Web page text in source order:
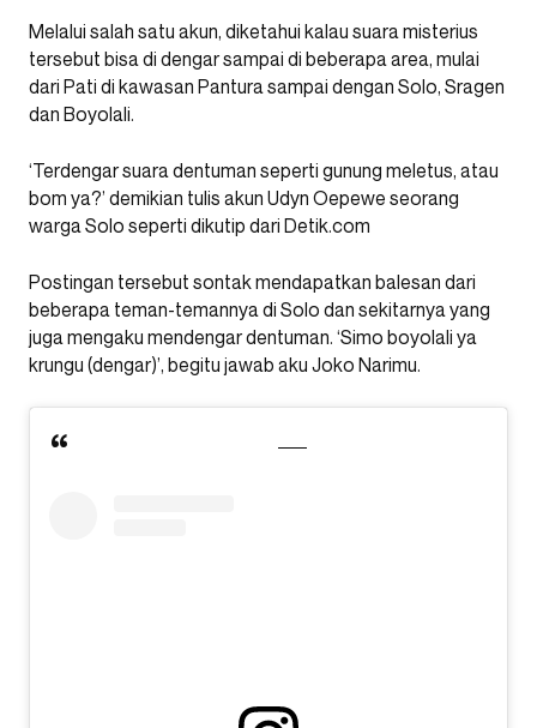
Melalui salah satu akun, diketahui kalau suara misterius
tersebut bisa di dengar sampai di beberapa area, mulai
dari Pati di kawasan Pantura sampai dengan Solo, Sragen
dan Boyolali.
‘Terdengar suara dentuman seperti gunung meletus, atau
bom ya?’ demikian tulis akun Udyn Oepewe seorang
warga Solo seperti dikutip dari Detik.com
Postingan tersebut sontak mendapatkan balesan dari
beberapa teman-temannya di Solo dan sekitarnya yang
juga mengaku mendengar dentuman. ‘Simo boyolali ya
krungu (dengar)’, begitu jawab aku Joko Narimu.